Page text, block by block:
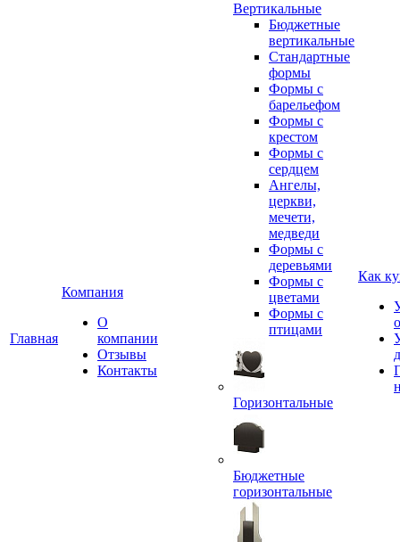
Главная
Компания
О
компании
Отзывы
Контакты
Вертикальные
Бюджетные
вертикальные
Стандартные
формы
Формы с
барельефом
Формы с
крестом
Формы с
сердцем
Ангелы,
церкви,
мечети,
медведи
Формы с
деревьями
Формы с
цветами
Формы с
птицами
Горизонтальные
Бюджетные
горизонтальные
Как